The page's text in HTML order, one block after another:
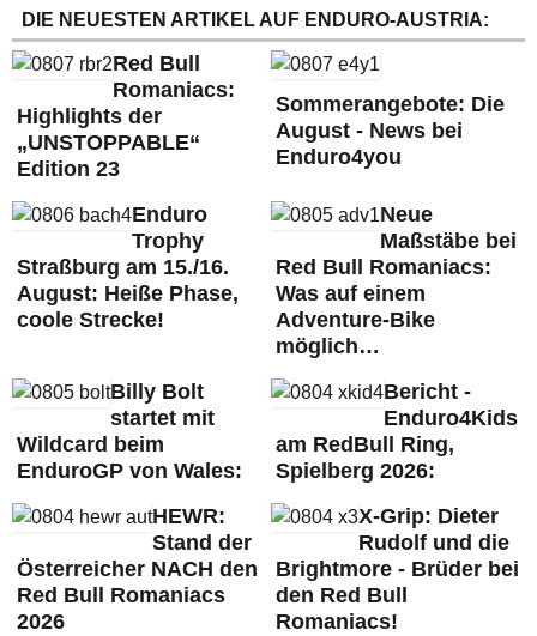
DIE NEUESTEN ARTIKEL AUF ENDURO-AUSTRIA:
Red Bull
Romaniacs:
Highlights der
„UNSTOPPABLE“
Edition 23
Sommerangebote: Die
August - News bei
Enduro4you
Enduro
Trophy
Straßburg am 15./16.
August: Heiße Phase,
coole Strecke!
Neue
Maßstäbe bei
Red Bull Romaniacs:
Was auf einem
Adventure-Bike
möglich…
Billy Bolt
startet mit
Wildcard beim
EnduroGP von Wales:
Bericht -
Enduro4Kids
am RedBull Ring,
Spielberg 2026:
HEWR:
Stand der
Österreicher NACH den
Red Bull Romaniacs
2026
X-Grip: Dieter
Rudolf und die
Brightmore - Brüder bei
den Red Bull
Romaniacs!